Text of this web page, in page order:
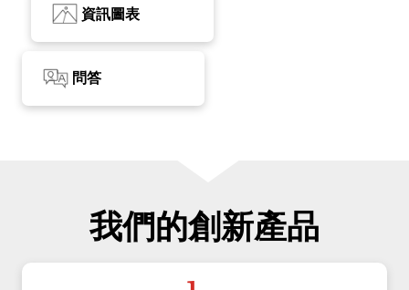
資訊圖表
問答
我們的創新產品